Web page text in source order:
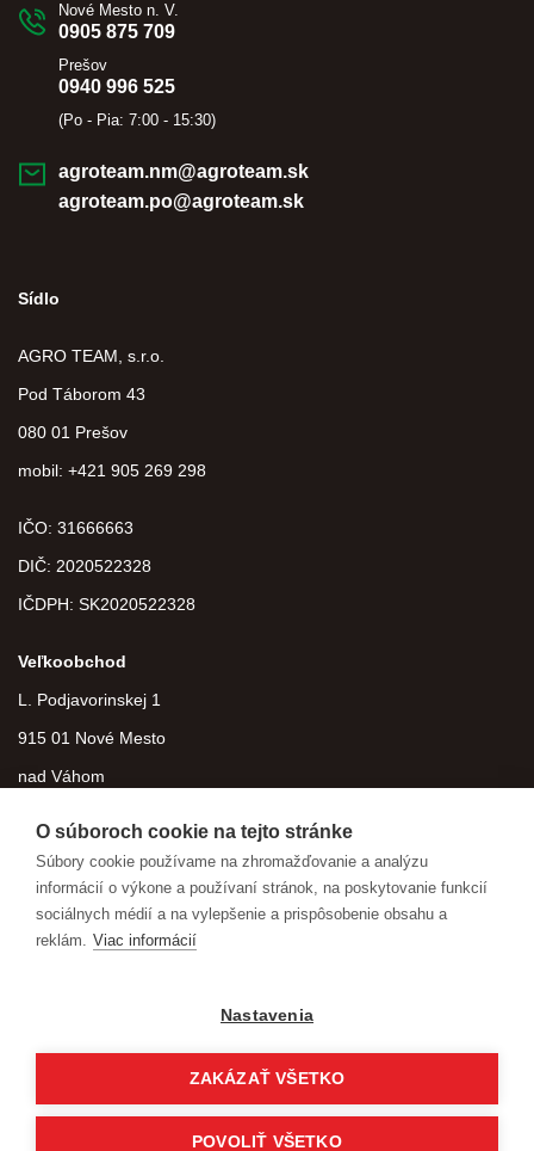
Nové Mesto n. V.
0905 875 709
Prešov
0940 996 525
(Po - Pia: 7:00 - 15:30)
agroteam.nm@agroteam.sk
agroteam.po@agroteam.sk
Sídlo
AGRO TEAM, s.r.o.
Pod Táborom 43
080 01 Prešov
mobil: +421 905 269 298
IČO: 31666663
DIČ: 2020522328
IČDPH: SK2020522328
Veľkoobchod
L. Podjavorinskej 1
915 01 Nové Mesto
nad Váhom
eshop na mieruvytvorilovibration.sk
O súboroch cookie na tejto stránke
Súbory cookie používame na zhromažďovanie a analýzu
informácií o výkone a používaní stránok, na poskytovanie funkcií
sociálnych médií a na vylepšenie a prispôsobenie obsahu a
reklám. Viac informácií
Nastavenia
ZAKÁZAŤ VŠETKO
POVOLIŤ VŠETKO